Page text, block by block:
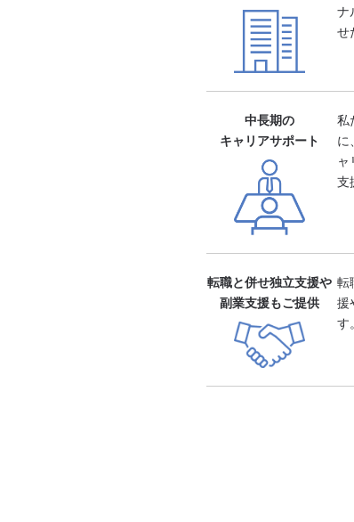
ナ
せ
中長期の
キャリアサポート
私
に
支
転職と併せ独立支援や
副業支援もご提供
転
援
す。